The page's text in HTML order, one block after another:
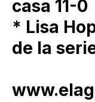
casa 11-0
* Lisa
de la